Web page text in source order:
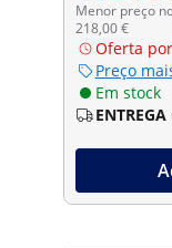
Menor preço
218,00 €
Oferta
Preço
Em stock